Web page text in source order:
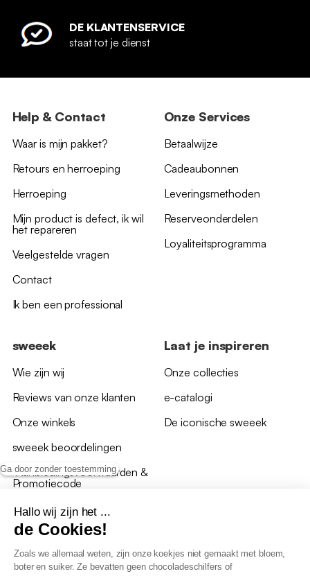
Ga door zonder toestemming
Hallo wij zijn het ...
de Cookies!
Zoals we allemaal weten, zijn onze koekjes niet gemaakt met bloem,
boter en suiker. Ze bevatten geen chocoladeschilfers of
DE KLANTENSERVICE
staat tot je dienst
Help & Contact
Waar is mijn pakket?
Retours en herroeping
Herroeping
Mijn product is defect, ik wil
het repareren
Veelgestelde vragen
Contact
Ik ben een professional
Onze Services
Betaalwijze
Cadeaubonnen
Leveringsmethoden
Reserveonderdelen
Loyaliteitsprogramma
sweeek
Wie zijn wij
Reviews van onze klanten
Onze winkels
sweeek beoordelingen
*Aanbiedingsvoorwaarden &
Promotiecode
Laat je inspireren
Onze collecties
e-catalogi
De iconische sweeek
Algemene verkoopsvoorwaarden